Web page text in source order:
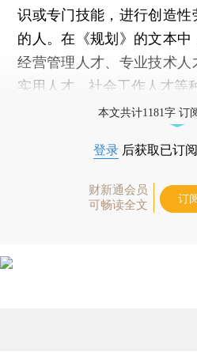
识或专门技能，进行创造
的人。在《规划》的文本
经营管理人才、专业技术
实用人才、社会工作人才等
本文共计1181字 订
登录 后获取已订
财新通会员
可畅读全文
订